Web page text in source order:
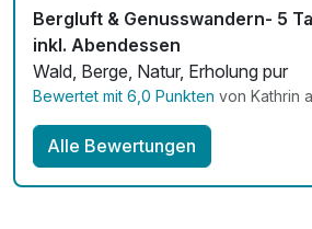
Bergluft & Genusswandern- 5
inkl. Abendessen
Wald, Berge, Natur, Erholung pur
Bewertet mit 6,0 Punkten von Kathrin
Alle Bewertungen